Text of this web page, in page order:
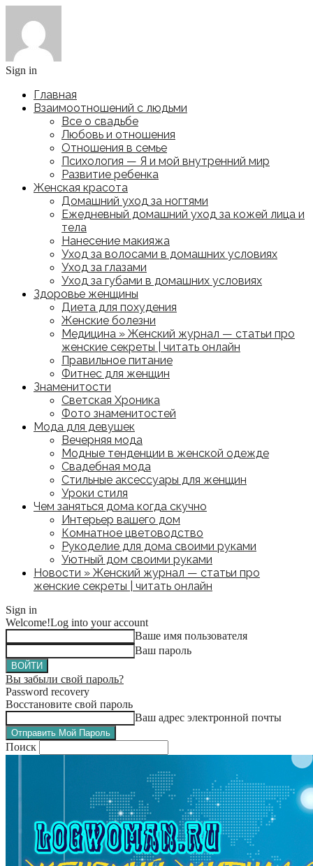
Sign in
Главная
Взаимоотношений с людьми
Все о свадьбе
Любовь и отношения
Отношения в семье
Психология — Я и мой внутренний мир
Развитие ребенка
Женская красота
Домашний уход за ногтями
Ежедневный домашний уход за кожей лица и
тела
Нанесение макияжа
Уход за волосами в домашних условиях
Уход за глазами
Уход за губами в домашних условиях
Здоровье женщины
Диета для похудения
Женские болезни
Медицина » Женский журнал — статьи про
женские секреты | читать онлайн
Правильное питание
Фитнес для женщин
Знаменитости
Светская Хроника
Фото знаменитостей
Мода для девушек
Вечерняя мода
Модные тенденции в женской одежде
Свадебная мода
Стильные аксессуары для женщин
Уроки стиля
Чем заняться дома когда скучно
Интерьер вашего дом
Комнатное цветоводство
Рукоделие для дома своими руками
Уютный дом своими руками
Новости » Женский журнал — статьи про
женские секреты | читать онлайн
Sign in
Welcome!Log into your account
Ваше имя пользователя
Ваш пароль
Вы забыли свой пароль?
Password recovery
Восстановите свой пароль
Ваш адрес электронной почты
Поиск